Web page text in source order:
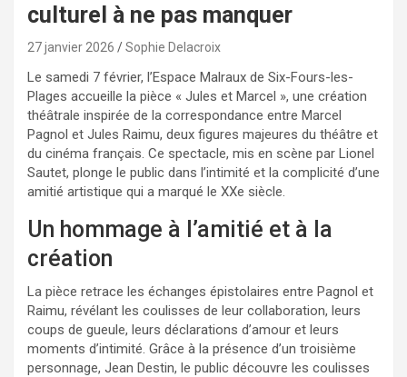
culturel à ne pas manquer
27 janvier 2026 Sophie Delacroix
Le samedi 7 février, l’Espace Malraux de Six-Fours-les-
Plages accueille la pièce « Jules et Marcel », une création
théâtrale inspirée de la correspondance entre Marcel
Pagnol et Jules Raimu, deux figures majeures du théâtre et
du cinéma français. Ce spectacle, mis en scène par Lionel
Sautet, plonge le public dans l’intimité et la complicité d’une
amitié artistique qui a marqué le XXe siècle.
Un hommage à l’amitié et à la
création
La pièce retrace les échanges épistolaires entre Pagnol et
Raimu, révélant les coulisses de leur collaboration, leurs
coups de gueule, leurs déclarations d’amour et leurs
moments d’intimité. Grâce à la présence d’un troisième
personnage, Jean Destin, le public découvre les coulisses